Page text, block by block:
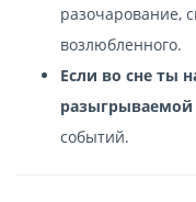
разочарование,
возлюбленного.
Если во сне ты
разыгрываемой
событий.